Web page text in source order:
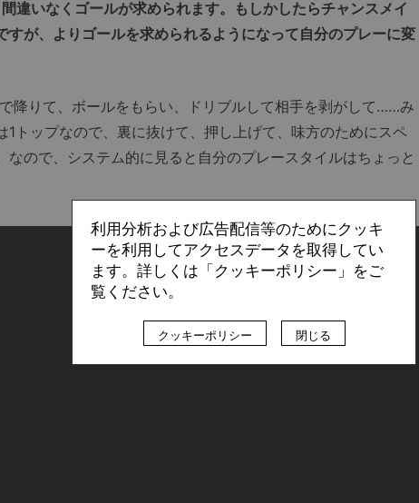
いなくゴールが求められます。もしかしたらチャンスメイ
すが、よりゴールを求められるようになって自分のプレーに変
降りて、ボールをもらい、ドリブルして相手を剥がして……み
1トップなので、裏に抜けて、押し上げて、味方のためにスペ
ので、システム的に見ると自分のプレースタイルはちょっと
利用分析および広告配信等のためにクッキ
ーを利用してアクセスデータを取得してい
ます。詳しくは「クッキーポリシー」をご
覧ください。
クッキーポリシー 閉じる